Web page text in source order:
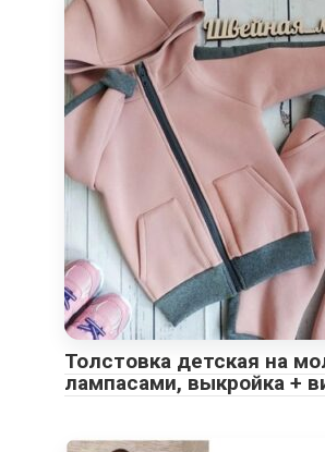
Толстовка детская на
лампасами, выкройка +